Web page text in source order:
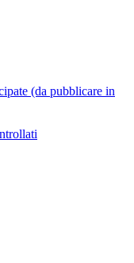
(da pubblicare in